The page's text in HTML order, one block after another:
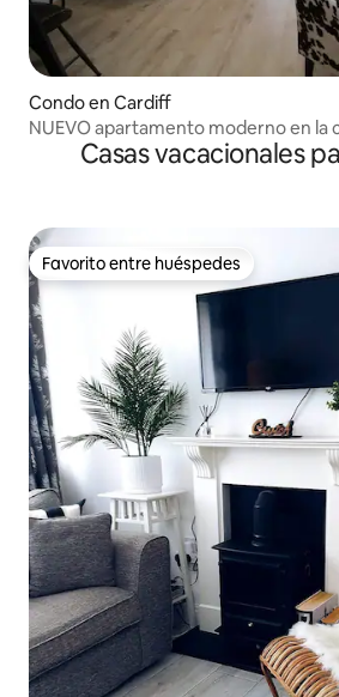
Condo en Cardiff
NUEVO apartamento moderno en la
estadiosCasas vacacionales
Favorito entre huéspedes
Favorito entre huéspedes